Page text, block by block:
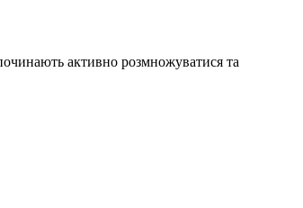
починають активно розмножуватися та